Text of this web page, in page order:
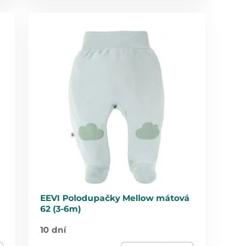
EEVI Polodupačky Mellow mátová
62 (3-6m)
10 dní